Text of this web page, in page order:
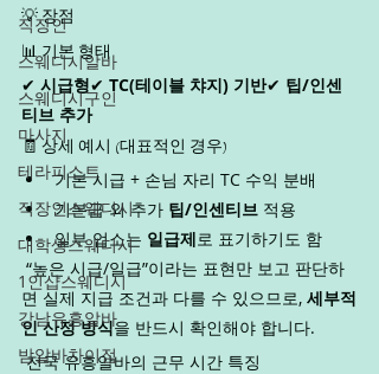
직장인
스웨디시알바
스웨디시구인
마사지
테라피스트
직장인스웨디시
대학생스웨디시
1인샵스웨디시
강남유흥알바
밤알바차이점
💡 장점
📊 기본 형태
✔ 시급형✔ TC(테이블 챠지) 기반✔ 팁/인센
티브 추가
🧾 상세 예시 (대표적인 경우)
기본 시급 + 손님 자리 TC 수익 분배
기본급 외 추가 팁/인센티브 적용
일부 업소는 일급제로 표기하기도 함
“높은 시급/일급”이라는 표현만 보고 판단하
면 실제 지급 조건과 다를 수 있으므로, 세부적
인 산정 방식을 반드시 확인해야 합니다.
전국 유흥알바의 근무 시간 특징